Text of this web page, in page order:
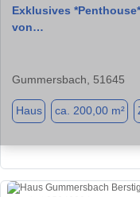
Exklusives
von…
Gummersbach, 51645
Haus ca. 200,00 m²